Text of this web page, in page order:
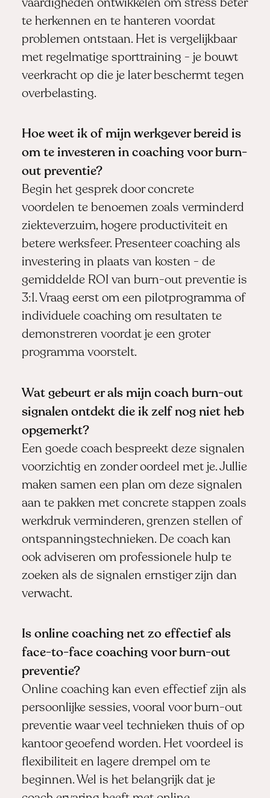
vaardigheden ontwikkelen om stress beter
te herkennen en te hanteren voordat
problemen ontstaan. Het is vergelijkbaar
met regelmatige sporttraining - je bouwt
veerkracht op die je later beschermt tegen
overbelasting.
Hoe weet ik of mijn werkgever bereid is
om te investeren in coaching voor burn-
out preventie?
Begin het gesprek door concrete
voordelen te benoemen zoals verminderd
ziekteverzuim, hogere productiviteit en
betere werksfeer. Presenteer coaching als
investering in plaats van kosten - de
gemiddelde ROI van burn-out preventie is
3:1. Vraag eerst om een pilotprogramma of
individuele coaching om resultaten te
demonstreren voordat je een groter
programma voorstelt.
Wat gebeurt er als mijn coach burn-out
signalen ontdekt die ik zelf nog niet heb
opgemerkt?
Een goede coach bespreekt deze signalen
voorzichtig en zonder oordeel met je. Jullie
maken samen een plan om deze signalen
aan te pakken met concrete stappen zoals
werkdruk verminderen, grenzen stellen of
ontspanningstechnieken. De coach kan
ook adviseren om professionele hulp te
zoeken als de signalen ernstiger zijn dan
verwacht.
Is online coaching net zo effectief als
face-to-face coaching voor burn-out
preventie?
Online coaching kan even effectief zijn als
persoonlijke sessies, vooral voor burn-out
preventie waar veel technieken thuis of op
kantoor geoefend worden. Het voordeel is
flexibiliteit en lagere drempel om te
beginnen. Wel is het belangrijk dat je